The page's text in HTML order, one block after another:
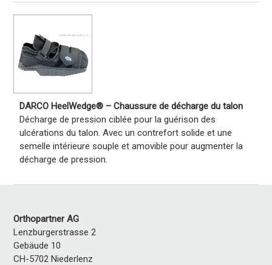
DARCO HeelWedge® – Chaussure de décharge du talon
Décharge de pression ciblée pour la guérison des
ulcérations du talon. Avec un contrefort solide et une
semelle intérieure souple et amovible pour augmenter la
décharge de pression.
Orthopartner AG
Lenzburgerstrasse 2
Gebäude 10
CH-5702 Niederlenz